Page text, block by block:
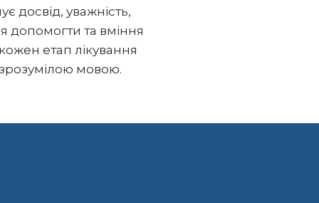
досвід, уважність,
та вміння
етап лікування
мовою.